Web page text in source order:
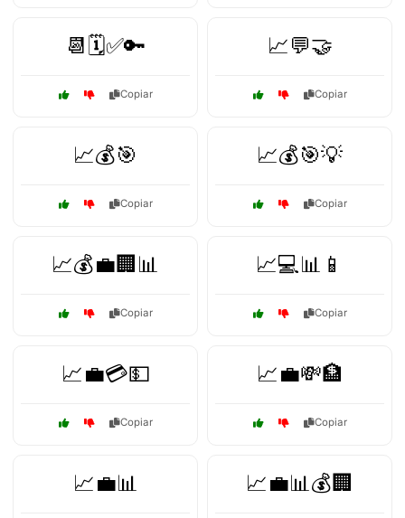
📆🗓️✅🔑
Copiar
📈💬🤝
Copiar
📈💰🎯
Copiar
📈💰🎯💡
Copiar
📈💰💼🏢📊
Copiar
📈💻📊📱
Copiar
📈💼💳💵
Copiar
📈💼💸🏦
Copiar
📈💼📊 📈💼📊💰🏢